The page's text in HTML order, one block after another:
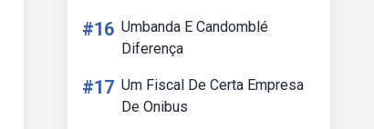
#16 Umbanda E Candomblé
Diferença
#17 Um Fiscal De Certa Empresa
De Onibus